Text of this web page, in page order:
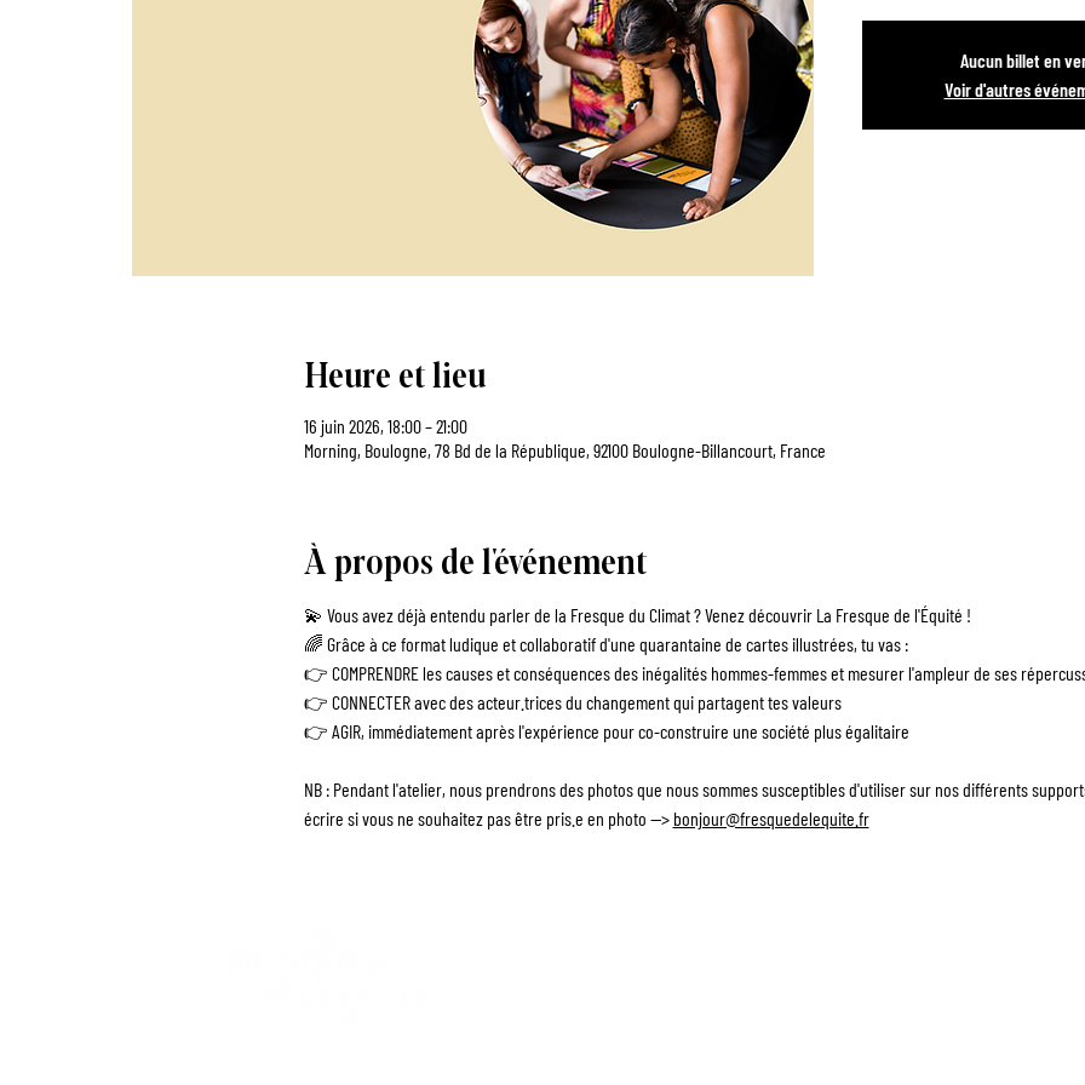
Aucun billet en
Voir d'autres
Heure et lieu
16 juin 2026, 18:00 – 21:00
Morning, Boulogne, 78 Bd de la République, 92100 Boulogne-Billancourt, France
À propos de l'événement
💫 Vous avez déjà entendu parler de la Fresque du Climat ? Venez découvrir La Fresque de l'Équité !
🌈 Grâce à ce format ludique et collaboratif d'une quarantaine de cartes illustrées, tu vas :
👉 COMPRENDRE les causes et conséquences des inégalités hommes-femmes et mesurer l'ampleur de ses
👉 CONNECTER avec des acteur.trices du changement qui partagent tes valeurs
👉 AGIR, immédiatement après l'expérience pour co-construire une société plus égalitaire
NB : Pendant l'atelier, nous prendrons des photos que nous sommes susceptibles d'utiliser sur nos différents
écrire si vous ne souhaitez pas être pris.e en photo --> bonjour@fresquedelequite.fr